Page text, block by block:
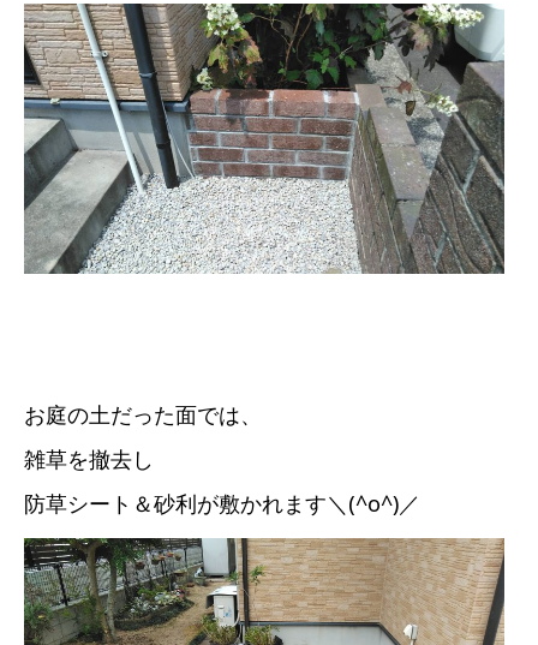
お庭の土だった面では、
雑草を撤去し
防草シート＆砂利が敷かれます＼(^o^)／